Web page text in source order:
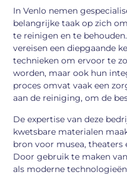
In Venlo nemen
belangrijke taak op zich
te reinigen en te
vereisen een diepgaande
technieken om ervoor te
worden, maar ook hun
proces omvat vaak een
aan de reiniging, om de
De expertise van deze
kwetsbare materialen
bron voor musea, theaters
Door gebruik te maken
als moderne